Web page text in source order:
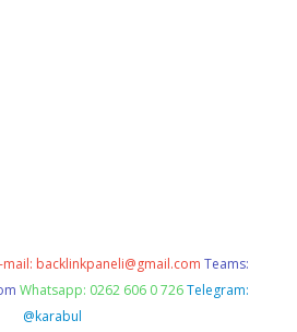
mail: backlinkpaneli@gmail.com Teams:
Whatsapp: 0262 606 0 726 Telegram:
@karabul